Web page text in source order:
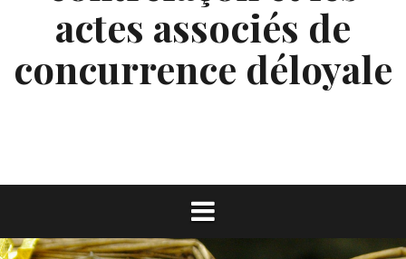
actes associés de
concurrence déloyale